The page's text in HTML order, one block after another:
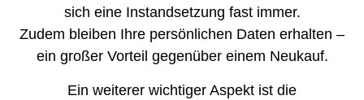
sich eine Instandsetzung fast immer.
Zudem bleiben Ihre persönlichen Daten erhalten –
ein großer Vorteil gegenüber einem Neukauf.
Ein weiterer wichtiger Aspekt ist die